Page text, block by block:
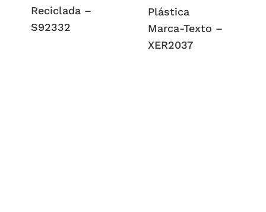
Reciclada –
S92332
Plástica
Marca-Texto –
XER2037